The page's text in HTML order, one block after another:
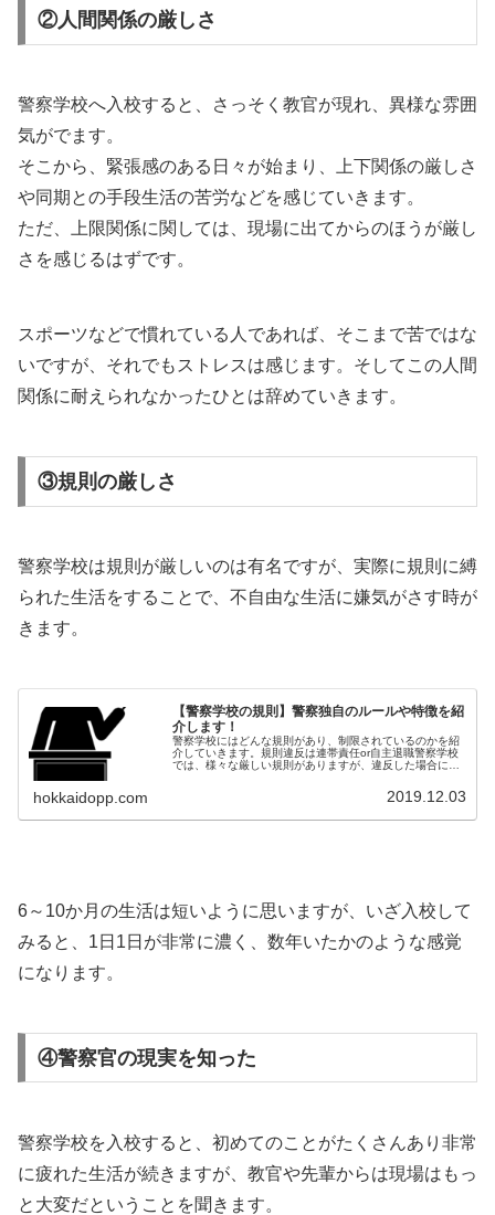
②人間関係の厳しさ
警察学校へ入校すると、さっそく教官が現れ、異様な雰囲
気がでます。
そこから、緊張感のある日々が始まり、上下関係の厳しさ
や同期との手段生活の苦労などを感じていきます。
ただ、上限関係に関しては、現場に出てからのほうが厳し
さを感じるはずです。
スポーツなどで慣れている人であれば、そこまで苦ではな
いですが、それでもストレスは感じます。そしてこの人間
関係に耐えられなかったひとは辞めていきます。
③規則の厳しさ
警察学校は規則が厳しいのは有名ですが、実際に規則に縛
られた生活をすることで、不自由な生活に嫌気がさす時が
きます。
【警察学校の規則】警察独自のルールや特徴を紹
介します！
警察学校にはどんな規則があり、制限されているのかを紹
介していきます。規則違反は連帯責任or自主退職警察学校
では、様々な厳しい規則がありますが、違反した場合には
hokkaidopp.com 2019.12.03
6～10か月の生活は短いように思いますが、いざ入校して
みると、1日1日が非常に濃く、数年いたかのような感覚
になります。
④警察官の現実を知った
警察学校を入校すると、初めてのことがたくさんあり非常
に疲れた生活が続きますが、教官や先輩からは現場はもっ
と大変だということを聞きます。